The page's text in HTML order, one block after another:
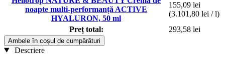
noapte multi-performanță ACTIVE
HYALURON, 50 ml
155,09 lei
(3.101,80 lei / l)
Preț total:
293,58 lei
Ambele în coșul de cumpărături
Descriere